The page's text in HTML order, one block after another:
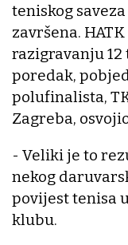
teniskog
završena.
razigravanju
poredak,
polufinalista,
Zagreba,
- Veliki je to
nekog
povijest tenisa
klubu.